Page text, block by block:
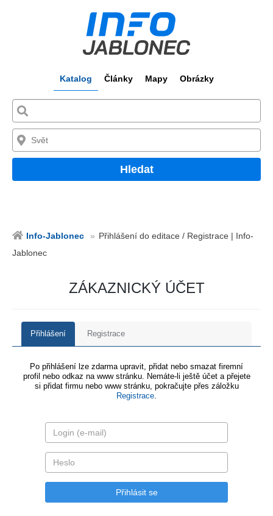
Katalog Články Mapy Obrázky
Hledat
Info-Jablonec
Přihlášení do editace / Registrace | Info-
Jablonec
ZÁKAZNICKÝ ÚČET
Přihlášení Registrace
Po přihlášení lze zdarma upravit, přidat nebo smazat firemní
profil nebo odkaz na www stránku. Nemáte-li ještě účet a přejete
si přidat firmu nebo www stránku, pokračujte přes záložku
Registrace.